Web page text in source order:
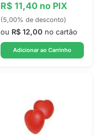
R$ 11,40 no PIX
(5,00% de desconto)
ou R$ 12,00 no cartão
Adicionar ao Carrinho